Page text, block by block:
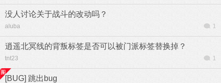
没人讨论关于战斗的改动吗？
aluba 1
逍遥北冥线的背叛标签是否可以被门派标签替换掉？
tnt23 1
[BUG] 跳出bug